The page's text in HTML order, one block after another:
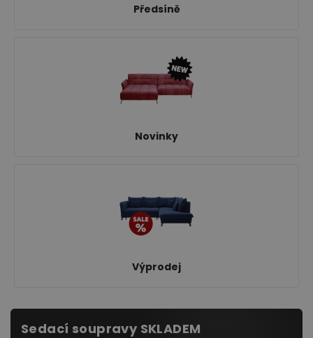
Předsíně
Novinky
Výprodej
Sedací soupravy SKLADEM